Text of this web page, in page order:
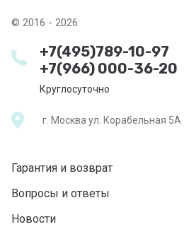
© 2016 - 2026
+7(495)789-10-97
+7(966) 000-36-20
Круглосуточно
г. Москва ул. Корабельная 5А
Гарантия и возврат
Вопросы и ответы
Новости